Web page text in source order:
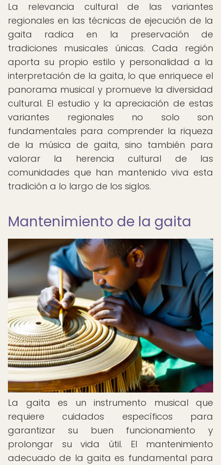
La relevancia cultural de las variantes
regionales en las técnicas de ejecución de la
gaita radica en la preservación de
tradiciones musicales únicas. Cada región
aporta su propio estilo y personalidad a la
interpretación de la gaita, lo que enriquece el
panorama musical y promueve la diversidad
cultural. El estudio y la apreciación de estas
variantes regionales no solo son
fundamentales para comprender la riqueza
de la música de gaita, sino también para
valorar la herencia cultural de las
comunidades que han mantenido viva esta
tradición a lo largo de los siglos.
Mantenimiento de la gaita
La gaita es un instrumento musical que
requiere cuidados específicos para
garantizar su buen funcionamiento y
prolongar su vida útil. El mantenimiento
adecuado de la gaita es fundamental para